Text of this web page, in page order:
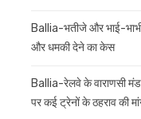
Ballia-भतीजे और भाई-
और धमकी देने का केस
Ballia-रेलवे के वाराणसी
पर कई ट्रेनों के ठहराव की